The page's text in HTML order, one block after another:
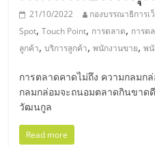
ส
เอ็
มอี
ไทย,
21/10/2022 กองบรรณาธิการเ
Spot,Touch Point, การตลาด, การต
ลูกค้า,บริการลูกค้า,พนักงานขาย,พ
การตลาดคาดไม่ถึง ความกลมก
กลมกล่อมจะถนอมตลาดกินขาด
วัฒนกูล
Read more